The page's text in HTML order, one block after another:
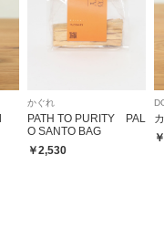
かぐれ
PATH TO PURITY PAL
O SANTO BAG
￥2,530